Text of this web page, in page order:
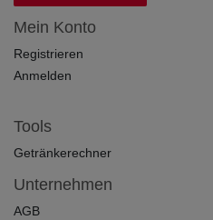
Mein Konto
Registrieren
Anmelden
Tools
Getränkerechner
Unternehmen
AGB